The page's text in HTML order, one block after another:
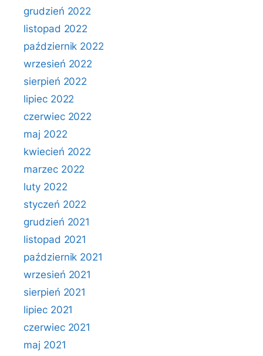
grudzień 2022
listopad 2022
październik 2022
wrzesień 2022
sierpień 2022
lipiec 2022
czerwiec 2022
maj 2022
kwiecień 2022
marzec 2022
luty 2022
styczeń 2022
grudzień 2021
listopad 2021
październik 2021
wrzesień 2021
sierpień 2021
lipiec 2021
czerwiec 2021
maj 2021